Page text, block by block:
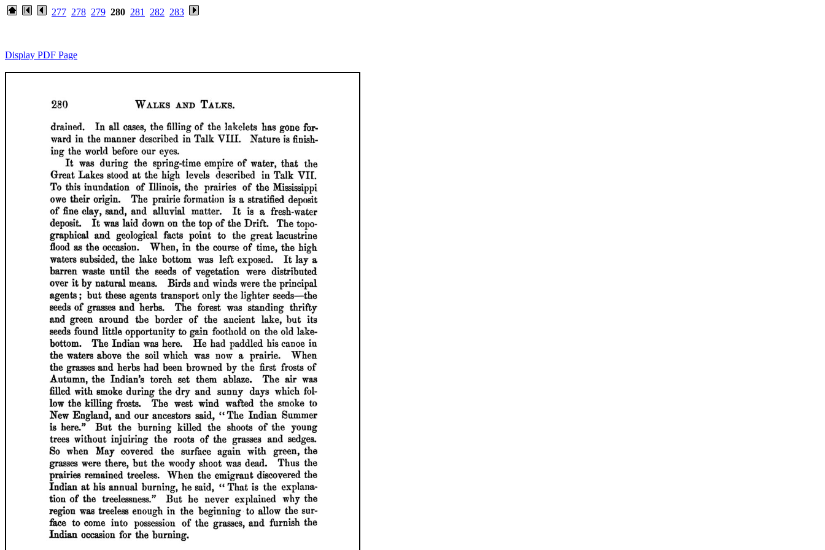
277 278 279 280 281 282 283
Display PDF Page